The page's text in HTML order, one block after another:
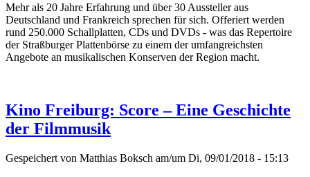
Mehr als 20 Jahre Erfahrung und über 30 Aussteller aus
Deutschland und Frankreich sprechen für sich. Offeriert werden
rund 250.000 Schallplatten, CDs und DVDs - was das Repertoire
der Straßburger Plattenbörse zu einem der umfangreichsten
Angebote an musikalischen Konserven der Region macht.
Kino Freiburg: Score – Eine Geschichte
der Filmmusik
Gespeichert von Matthias Boksch am/um Di, 09/01/2018 - 15:13